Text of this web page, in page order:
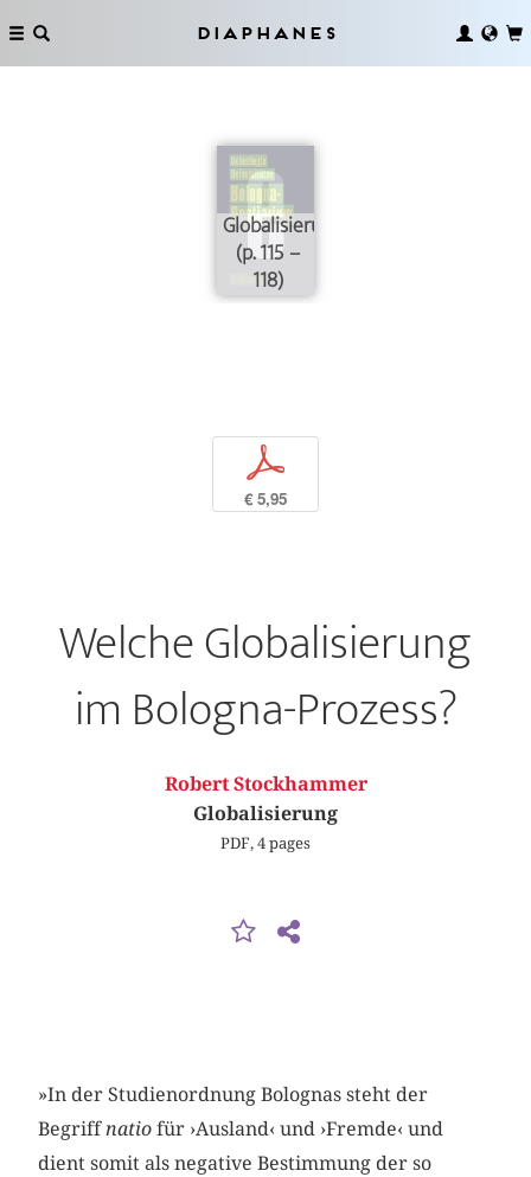
Diaphanes
Globalisierung
(p. 115 –
118)
p
€ 5,95
Welche Globalisierung
im Bologna-Prozess?
Robert Stockhammer
Globalisierung
PDF, 4 pages
»In der Studienordnung Bolognas steht der
Begriffnatio für ›Ausland‹ und ›Fremde‹ und
dient somit als negative Bestimmung der so